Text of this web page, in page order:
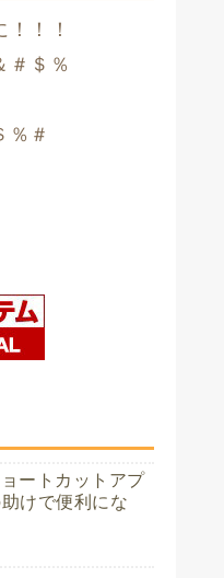
！！
＃＄％
％＃
ートカットアプ
けで便利にな